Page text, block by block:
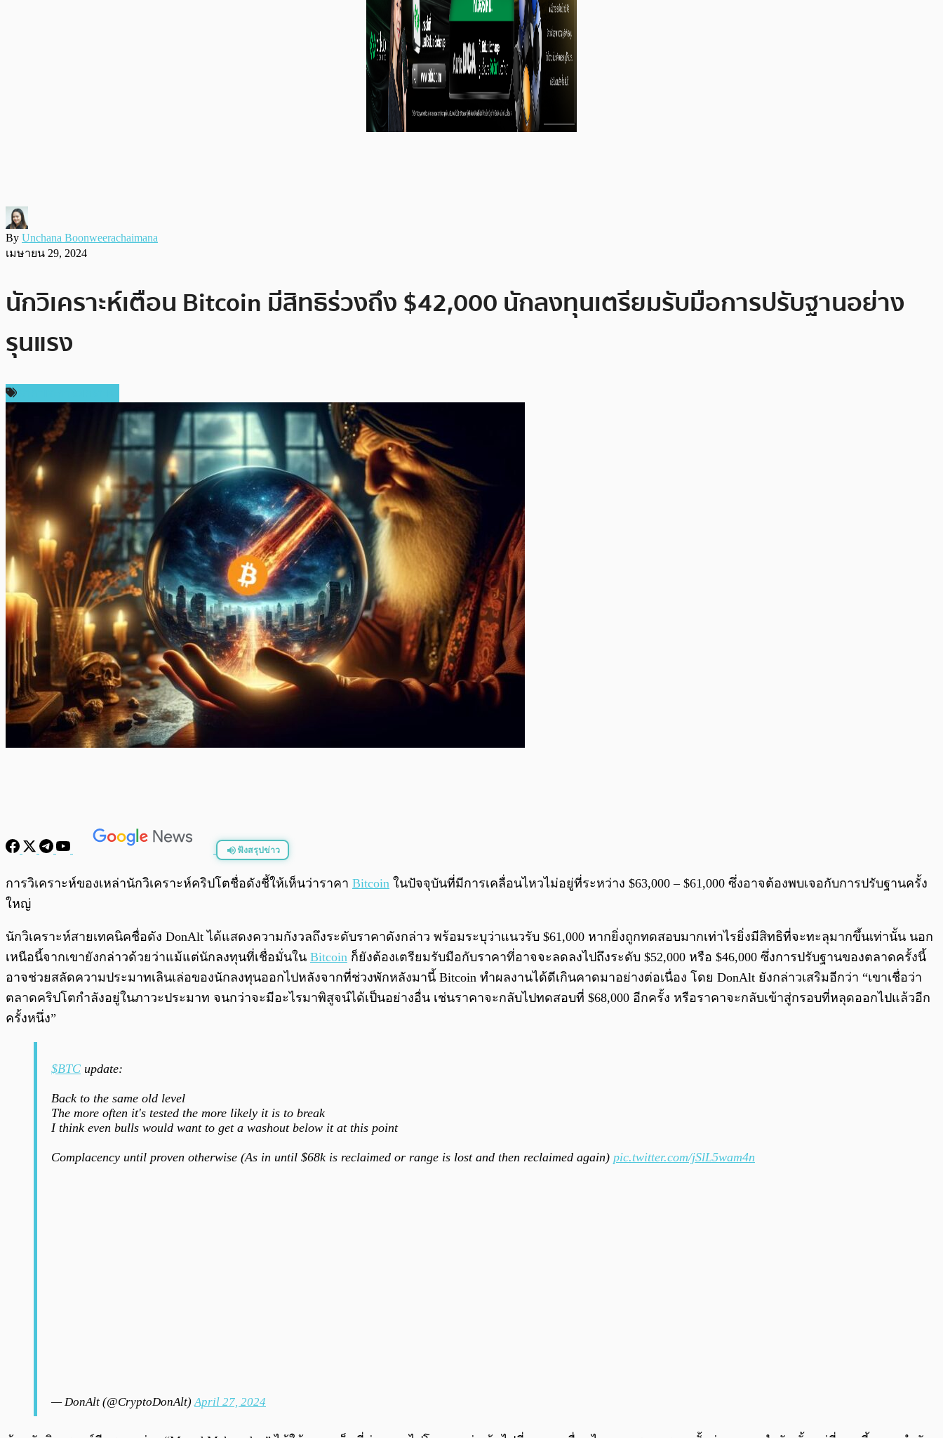
By Unchana Boonweerachaimana
เมษายน 29, 2024
นักวิเคราะห์เตือน Bitcoin มีสิทธิร่วงถึง $42,000 นักลงทุนเตรียมรับมือการปรับฐานอย่าง
รุนแรง
ฟังสรุปข่าว
พร้อมเล่น /0:00
การวิเคราะห์ของเหล่านักวิเคราะห์คริปโตชื่อดังชี้ให้เห็นว่าราคา Bitcoin ในปัจจุบันที่มีการเคลื่อนไหวไม่อยู่ที่ระหว่าง $63,000 – $61,000 ซึ่งอาจต้องพบเจอกับการปรับฐานครั้ง
ใหญ่
นักวิเคราะห์สายเทคนิคชื่อดัง DonAlt ได้แสดงความกังวลถึงระดับราคาดังกล่าว พร้อมระบุว่าแนวรับ $61,000 หากยิ่งถูกทดสอบมากเท่าไรยิ่งมีสิทธิที่จะทะลุมากขึ้นเท่านั้น นอก
เหนือนี้จากเขายังกล่าวด้วยว่าแม้แต่นักลงทุนที่เชื่อมั่นใน Bitcoin ก็ยังต้องเตรียมรับมือกับราคาที่อาจจะลดลงไปถึงระดับ $52,000 หรือ $46,000 ซึ่งการปรับฐานของตลาดครั้งนี้
อาจช่วยสลัดความประมาทเลินเล่อของนักลงทุนออกไปหลังจากที่ช่วงพักหลังมานี้ Bitcoin ทำผลงานได้ดีเกินคาดมาอย่างต่อเนื่อง โดย DonAlt ยังกล่าวเสริมอีกว่า “เขาเชื่อว่า
ตลาดคริปโตกำลังอยู่ในภาวะประมาท จนกว่าจะมีอะไรมาพิสูจน์ได้เป็นอย่างอื่น เช่นราคาจะกลับไปทดสอบที่ $68,000 อีกครั้ง หรือราคาจะกลับเข้าสู่กรอบที่หลุดออกไปแล้วอีก
ครั้งหนึ่ง”
$BTC update:
Back to the same old level
The more often it's tested the more likely it is to break
I think even bulls would want to get a washout below it at this point
Complacency until proven otherwise (As in until $68k is reclaimed or range is lost and then reclaimed again) pic.twitter.com/jSlL5wam4n
— DonAlt (@CryptoDonAlt)April 27, 2024